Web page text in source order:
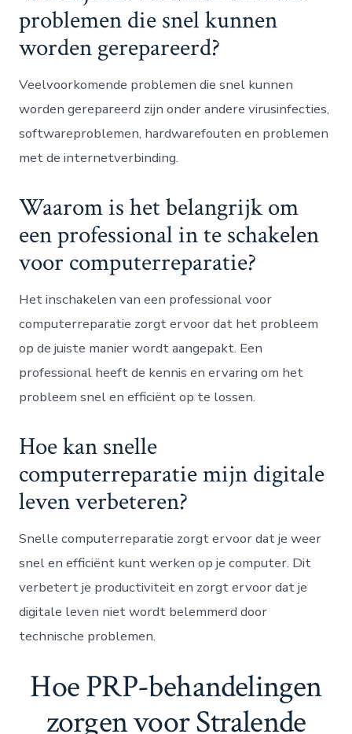
problemen die snel kunnen
worden gerepareerd?
Veelvoorkomende problemen die snel kunnen
worden gerepareerd zijn onder andere virusinfecties,
softwareproblemen, hardwarefouten en problemen
met de internetverbinding.
Waarom is het belangrijk om
een professional in te schakelen
voor computerreparatie?
Het inschakelen van een professional voor
computerreparatie zorgt ervoor dat het probleem
op de juiste manier wordt aangepakt. Een
professional heeft de kennis en ervaring om het
probleem snel en efficiënt op te lossen.
Hoe kan snelle
computerreparatie mijn digitale
leven verbeteren?
Snelle computerreparatie zorgt ervoor dat je weer
snel en efficiënt kunt werken op je computer. Dit
verbetert je productiviteit en zorgt ervoor dat je
digitale leven niet wordt belemmerd door
technische problemen.
Hoe PRP-behandelingen
zorgen voor Stralende